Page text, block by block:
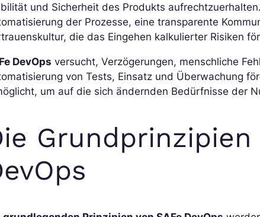
und Sicherheit des Produkts
der Prozesse, eine transparente
die das Eingehen kalkulierter Risiken
DevOps versucht, Verzögerungen, menschliche
von Tests, Einsatz und Überwachung
um auf die sich ändernden Bedürfnisse der
Grundprinzipien